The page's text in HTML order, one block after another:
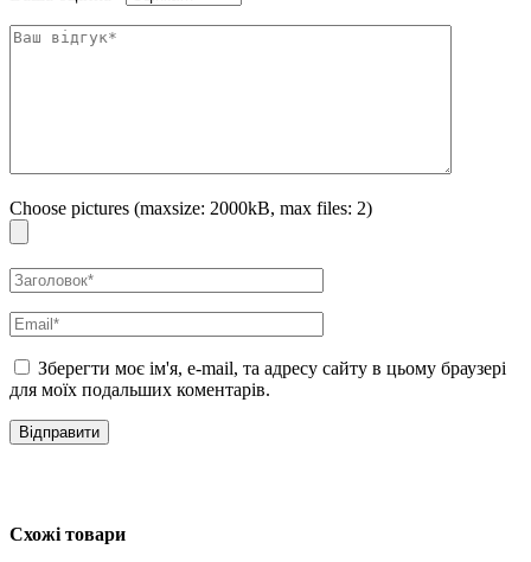
Choose pictures (maxsize: 2000kB, max files: 2)
Зберегти моє ім'я, e-mail, та адресу сайту в цьому браузері
для моїх подальших коментарів.
Схожі товари